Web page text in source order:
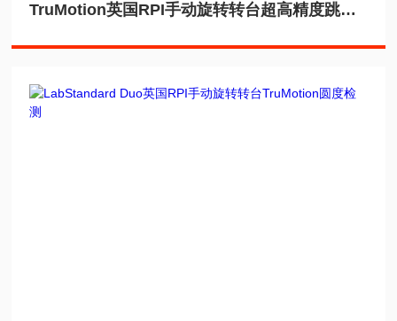
TruMotion英国RPI手动旋转转台超高精度跳动检测